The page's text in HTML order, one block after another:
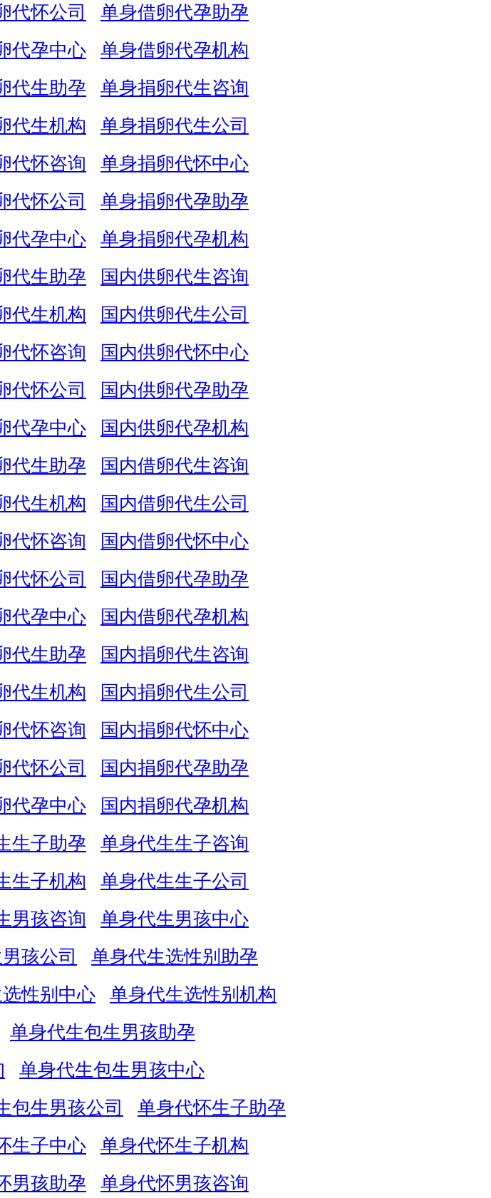
代怀公司
单身借卵代孕助孕
代孕中心
单身借卵代孕机构
代生助孕
单身捐卵代生咨询
代生机构
单身捐卵代生公司
代怀咨询
单身捐卵代怀中心
代怀公司
单身捐卵代孕助孕
代孕中心
单身捐卵代孕机构
代生助孕
国内供卵代生咨询
代生机构
国内供卵代生公司
代怀咨询
国内供卵代怀中心
代怀公司
国内供卵代孕助孕
代孕中心
国内供卵代孕机构
代生助孕
国内借卵代生咨询
代生机构
国内借卵代生公司
代怀咨询
国内借卵代怀中心
代怀公司
国内借卵代孕助孕
代孕中心
国内借卵代孕机构
代生助孕
国内捐卵代生咨询
代生机构
国内捐卵代生公司
代怀咨询
国内捐卵代怀中心
代怀公司
国内捐卵代孕助孕
代孕中心
国内捐卵代孕机构
生子助孕
单身代生生子咨询
生子机构
单身代生生子公司
男孩咨询
单身代生男孩中心
孩公司
单身代生选性别助孕
性别中心
单身代生选性别机构
单身代生包生男孩助孕
单身代生包生男孩中心
包生男孩公司
单身代怀生子助孕
生子中心
单身代怀生子机构
男孩助孕 单身代怀男孩咨询